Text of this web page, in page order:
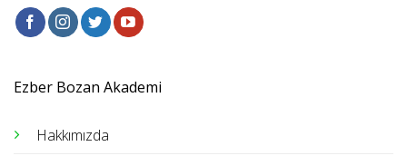
Ezber Bozan Akademi
Hakkımızda